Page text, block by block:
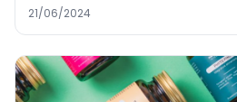
21/06/2024